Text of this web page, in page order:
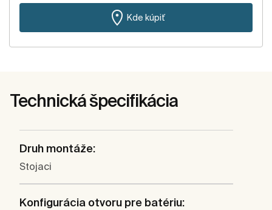
Kde kúpiť
Technická špecifikácia
Druh montáže:
Stojaci
Konfigurácia otvoru pre batériu: